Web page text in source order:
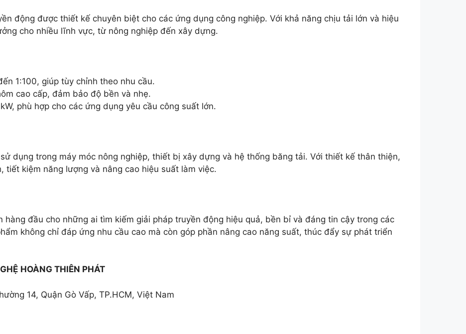
động được thiết kế chuyên biệt cho các ứng dụng công nghiệp. Với khả năng chịu tải lớn và hiệu
cho nhiều lĩnh vực, từ nông nghiệp đến xây dựng.
1:100, giúp tùy chỉnh theo nhu cầu.
cao cấp, đảm bảo độ bền và nhẹ.
phù hợp cho các ứng dụng yêu cầu công suất lớn.
dụng trong máy móc nông nghiệp, thiết bị xây dựng và hệ thống băng tải. Với thiết kế thân thiện,
tiết kiệm năng lượng và nâng cao hiệu suất làm việc.
hàng đầu cho những ai tìm kiếm giải pháp truyền động hiệu quả, bền bỉ và đáng tin cậy trong các
không chỉ đáp ứng nhu cầu cao mà còn góp phần nâng cao năng suất, thúc đẩy sự phát triển
HOÀNG THIÊN PHÁT
14, Quận Gò Vấp, TP.HCM, Việt Nam